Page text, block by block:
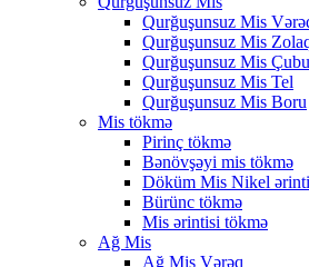
Qurğuşunsuz Mis
Qurğuşunsuz Mis
Qurğuşunsuz Mis
Qurğuşunsuz Mis Tel
Qurğuşunsuz Mis Boru
Mis tökmə
Pirinç tökmə
Bənövşəyi mis tökmə
Döküm Mis Nikel
Bürünc tökmə
Mis ərintisi tökmə
Ağ Mis
Ağ Mis Vərəq